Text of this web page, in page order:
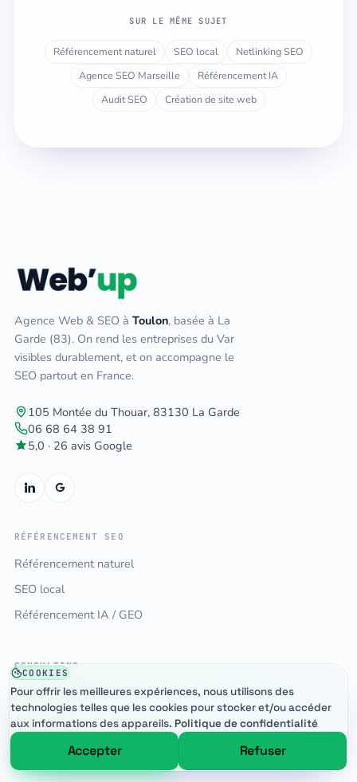
SUR LE MÊME SUJET
Référencement naturel SEO local
Netlinking SEO
Agence SEO Marseille
Référencement IA
Audit SEO
Création de site web
Agence Web & SEO à Toulon, basée à La
Garde (83). On rend les entreprises du Var
visibles durablement, et on accompagne le
SEO partout en France.
105 Montée du Thouar, 83130 La Garde
06 68 64 38 91
5,0 · 26 avis Google
RÉFÉRENCEMENT SEO
Référencement naturel
SEO local
Référencement IA / GEO
CONSULTING
Consultant SEO
Audit SEO
Formation SEO
COOKIES
Pour offrir les meilleures expériences, nous utilisons des
technologies telles que les cookies pour stocker et/ou accéder
aux informations des appareils. Politique de confidentialité
Accepter Refuser